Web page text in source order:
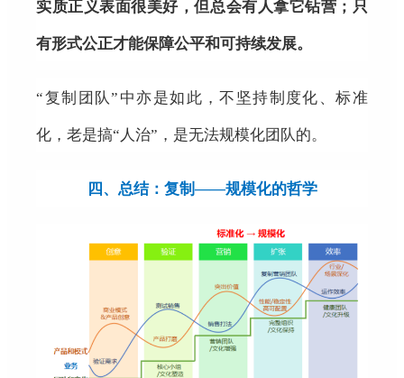
实质正义表面很美好，但总会有人拿它钻营；只
有形式公正才能保障公平和可持续发展。
“复制团队”中亦是如此，不坚持制度化、标准
化，老是搞“人治”，是无法规模化团队的。
四、总结：复制——规模化的哲学